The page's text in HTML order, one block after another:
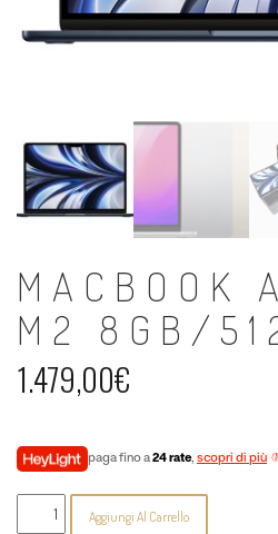
MACBOOK
M2 8GB/
1.479,00€
paga fino a24 rate, scopri di più
MacBook
Aggiungi Al Carrello